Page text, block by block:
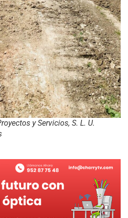
y Servicios, S. L. U.